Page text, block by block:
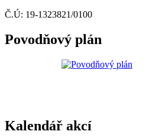
Č.Ú: 19-1323821/0100
Povodňový plán
Kalendář akcí